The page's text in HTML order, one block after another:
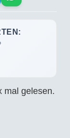
mal gelesen.